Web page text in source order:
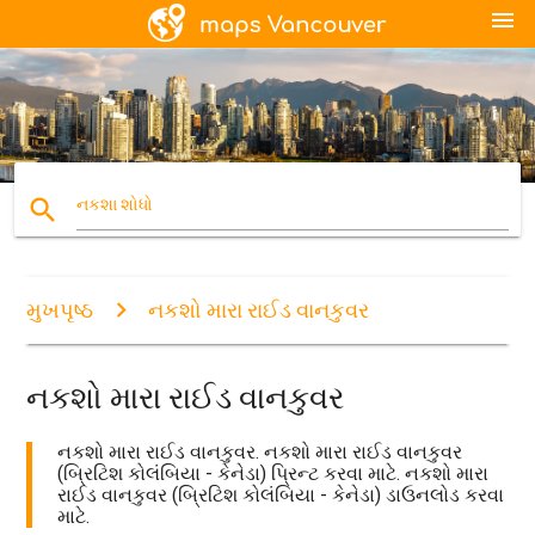
menu
search નકશા શોધો
મુખપૃષ્ઠ નકશો મારા રાઈડ વાનકુવર
નકશો મારા રાઈડ વાનકુવર
નકશો મારા રાઈડ વાનકુવર. નકશો મારા રાઈડ વાનકુવર
(બ્રિટિશ કોલંબિયા - કેનેડા) પ્રિન્ટ કરવા માટે. નકશો મારા
રાઈડ વાનકુવર (બ્રિટિશ કોલંબિયા - કેનેડા) ડાઉનલોડ કરવા
માટે.